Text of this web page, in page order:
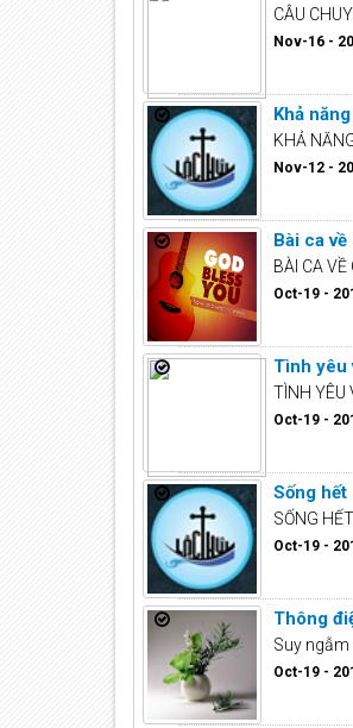
CÂU
Nov-16 -
Khả
KHẢ
Nov-12 -
Bài ca
BÀI CA
Oct-19 -
Tình yêu
TÌNH YÊU
Oct-19 -
Sống
SỐNG
Oct-19 -
Thông
Suy ngẫm
Oct-19 -